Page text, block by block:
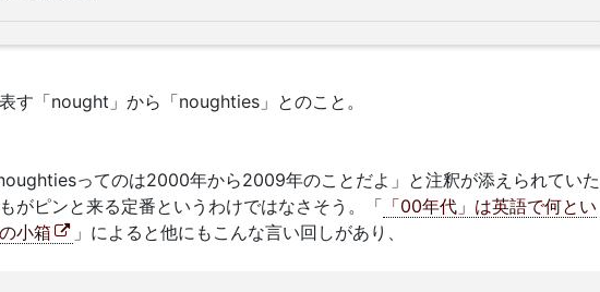
す「nought」から「noughties」とのこと。
ってのは2000年から2009年のことだよ」と注釈が添えられていた
がピンと来る定番というわけではなさそう。「 「00年代」は英語で何とい
小箱
」によると他にもこんな言い回しがあり、